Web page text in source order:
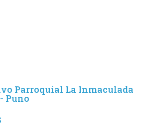
Parroquial La Inmaculada
Puno